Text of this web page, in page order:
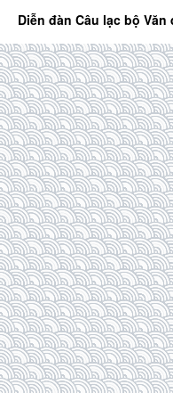
Diễn đàn Câu lạc bộ